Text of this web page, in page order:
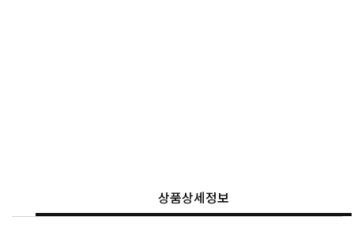
상품상세정보